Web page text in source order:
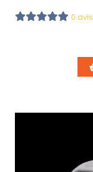
0 avis